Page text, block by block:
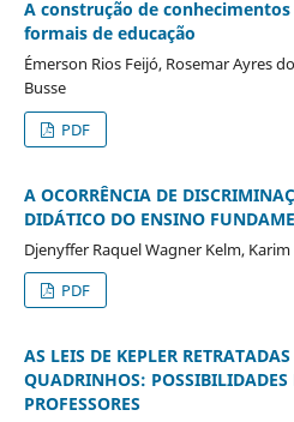
A construção de
formais de educação
Émerson Rios Feijó, Rosemar Ayres
Busse
PDF
A OCORRÊNCIA DE
DIDÁTICO DO ENSINO
Djenyffer Raquel Wagner Kelm,
PDF
AS LEIS DE KEPLER
QUADRINHOS:
PROFESSORES